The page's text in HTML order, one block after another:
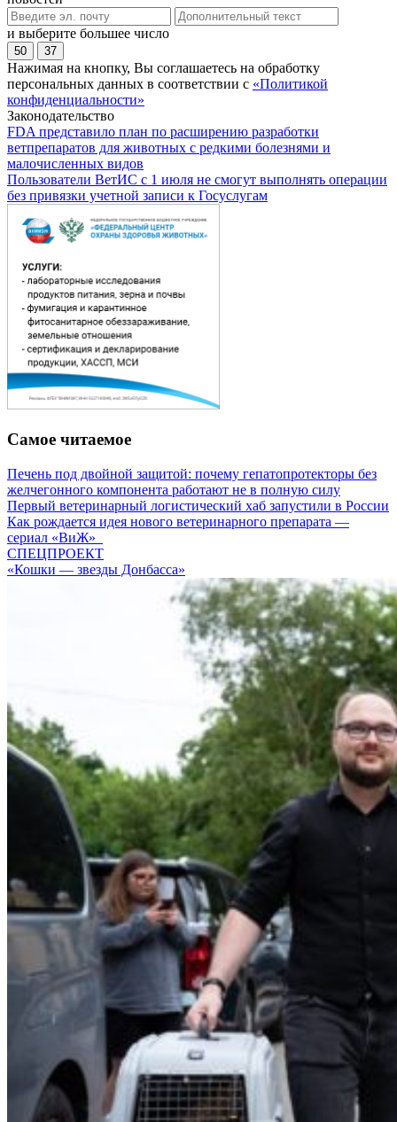
и выберите большее число
50 37
Нажимая на кнопку, Вы соглашаетесь на обработку
персональных данных в соответствии с «Политикой
конфиденциальности»
Законодательство
FDA представило план по расширению разработки
ветпрепаратов для животных с редкими болезнями и
малочисленных видов
Пользователи ВетИС с 1 июля не смогут выполнять операции
без привязки учетной записи к Госуслугам
Самое читаемое
Печень под двойной защитой: почему гепатопротекторы без
желчегонного компонента работают не в полную силу
Первый ветеринарный логистический хаб запустили в России
Как рождается идея нового ветеринарного препарата —
сериал «ВиЖ»
СПЕЦПРОЕКТ
«Кошки — звезды Донбасса»